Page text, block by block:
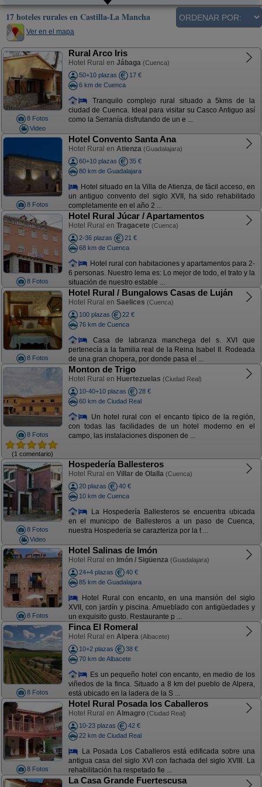
17 hoteles rurales en Castilla-La Mancha
Ver en el mapa
8 Fotos
Video
Rural Arco Iris
Hotel Rural en Jábaga (Cuenca)
50+10 plazas
17 €
6 km de Cuenca
Tranquilo complejo rural situado a 5kms de la
ciudad de Cuenca. Ideal para visitar su Casco Antiguo así
como la Serranía disfrutando de un e ...
8 Fotos
Hotel Convento Santa Ana
Hotel Rural en Atienza (Guadalajara)
60+10 plazas
35 €
80 km de Guadalajara
Hotel situado en la Villa de Atienza, de fácil acceso, en
un antiguo convento del siglo XVII, ha sido rehabilitado
completamente en el año 2 ...
8 Fotos
Hotel Rural Júcar / Apartamentos
Hotel Rural en Tragacete (Cuenca)
2-36 plazas
21 €
68 km de Cuenca
Hotel rural con habitaciones y apartamentos para 2-
6 personas. Nuestro lema es: Lo mejor de todo, el trato y la
situación de nuestro estable ...
8 Fotos
Hotel Rural / Bungalows Casas de Luján
Hotel Rural en Saelices (Cuenca)
100 plazas
22 €
76 km de Cuenca
Casa de labranza manchega del s. XVI que
pertenecía a la familia real de la Reina Isabel II. Rodeada
de una gran chopera, por donde pasa el ...
8 Fotos
(1 comentario)
Monton de Trigo
Hotel Rural en Huertezuelas (Ciudad Real)
10-40+10 plazas
28 €
60 km de Ciudad Real
Un hotel rural con el encanto típico de la región,
con todas las facilidades de un hotel moderno en el
campo, las instalaciones disponen de ...
8 Fotos
Video
Hospedería Ballesteros
Hotel Rural en Villar de Olalla (Cuenca)
20 plazas
40 €
10 km de Cuenca
La Hospedería Ballesteros se encuentra ubicada
en el municipo de Ballesteros a un paso de Cuenca,
nuestra Hospedería se carazteriza por la t ...
8 Fotos
Hotel Salinas de Imón
Hotel Rural en Imón / Sigüenza (Guadalajara)
24+4 plazas
40 €
85 km de Guadalajara
Hotel Rural con encanto, en una mansión del siglo
XVII, con jardín y piscina. Amueblado con antigüedades y
un exquisito gusto. Restaurante p ...
8 Fotos
Finca El Romeral
Hotel Rural en Alpera (Albacete)
10+2 plazas
38 €
70 km de Albacete
Es un pequeño hotel con encanto, en medio de los
viñedos de la finca. Situado a 8 km del pueblo de Alpera,
está ubicado en la ladera de la S ...
8 Fotos
Hotel Rural Posada los Caballeros
Hotel Rural en Almagro (Ciudad Real)
10-23 plazas
42 €
22 km de Ciudad Real
La Posada Los Caballeros está edificada sobre una
antigua casa del siglo XVI con fachada del siglo XVIII. La
rehabilitación ha respetado fie ...
La Casa Grande Fuertescusa